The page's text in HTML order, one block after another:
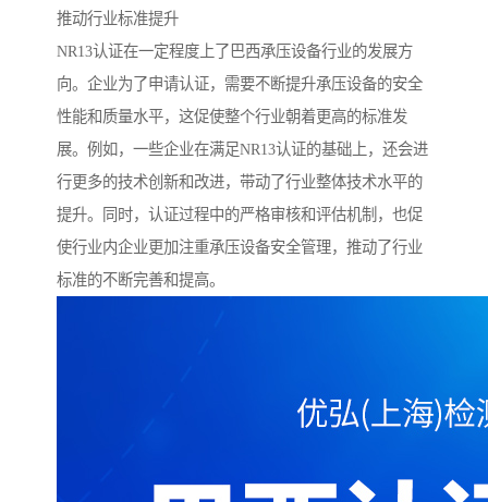
推动行业标准提升
NR13认证在一定程度上了巴西承压设备行业的发展方
向。企业为了申请认证，需要不断提升承压设备的安全
性能和质量水平，这促使整个行业朝着更高的标准发
展。例如，一些企业在满足NR13认证的基础上，还会进
行更多的技术创新和改进，带动了行业整体技术水平的
提升。同时，认证过程中的严格审核和评估机制，也促
使行业内企业更加注重承压设备安全管理，推动了行业
标准的不断完善和提高。